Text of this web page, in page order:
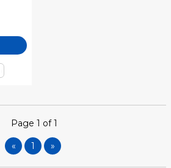
Page 1 of 1
« 1 »